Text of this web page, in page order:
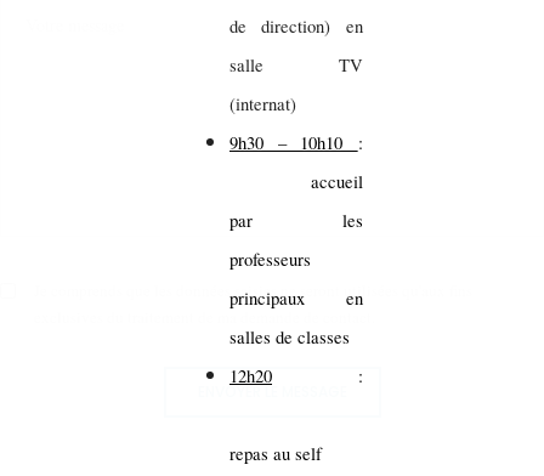
de direction) en
salle TV
(internat)
9h30 – 10h10 :
accueil
par les
professeurs
principaux en
salles de classes
12h20 :
repas au self
Je comprends que les données saisies ne seront utilisées qu'aux fins
ENVOYER LE MESSAGE